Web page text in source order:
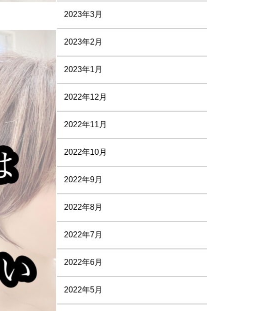
2023年3月
2023年2月
2023年1月
2022年12月
2022年11月
2022年10月
2022年9月
2022年8月
2022年7月
2022年6月
2022年5月